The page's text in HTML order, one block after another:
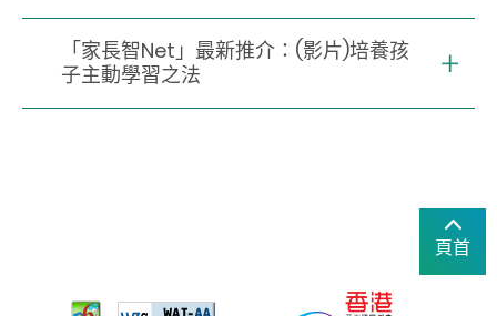
「家長智Net」最新推介：(影片)培養孩
子主動學習之法
頁首